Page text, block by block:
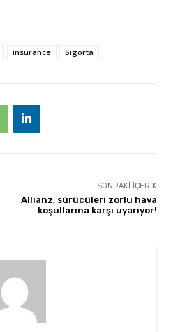
insurance Sigorta
SONRAKI İÇERIK
Allianz, sürücüleri zorlu hava
koşullarına karşı uyarıyor!